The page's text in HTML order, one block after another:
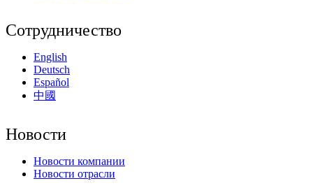
Сотрудничество
English
Deutsch
Español
中國
Новости
Новости компании
Новости отрасли